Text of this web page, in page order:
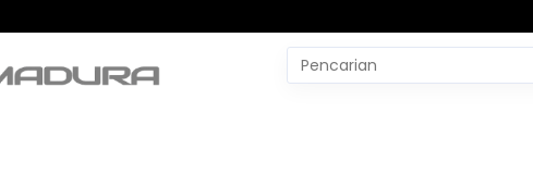
Pencarian
untuk: